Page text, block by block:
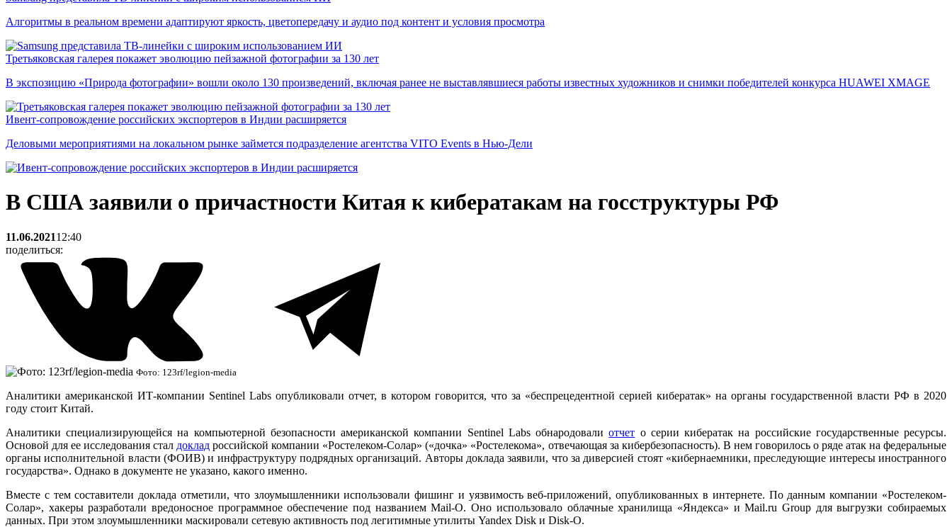
Алгоритмы в реальном времени адаптируют яркость, цветопередачу и аудио под контент и условия просмотра
Третьяковская галерея покажет эволюцию пейзажной фотографии за 130 лет
В экспозицию «Природа фотографии» вошли около 130 произведений, включая ранее не выставлявшиеся работы известных художников и снимки победителей конкурса HUAWEI XMAGE
Ивент-сопровождение российских экспортеров в Индии расширяется
Деловыми мероприятиями на локальном рынке займется подразделение агентства VITO Events в Нью-Дели
В США заявили о причастности Китая к кибератакам на госструктуры РФ
11.06.202112:40
поделиться:
Фото: 123rf/legion-media
Аналитики американской ИТ-компании Sentinel Labs опубликовали отчет, в котором говорится, что за «беспрецедентной серией кибератак» на органы государственной власти РФ в 2020
году стоит Китай.
Аналитики специализирующейся на компьютерной безопасности американской компании Sentinel Labs обнародовалиотчет о серии кибератак на российские государственные ресурсы.
Основой для ее исследования стал доклад российской компании «Ростелеком-Солар» («дочка» «Ростелекома», отвечающая за кибербезопасность). В нем говорилось о ряде атак на федеральные
органы исполнительной власти (ФОИВ) и инфраструктуру подрядных организаций. Авторы доклада заявили, что за диверсией стоят «кибернаемники, преследующие интересы иностранного
государства». Однако в документе не указано, какого именно.
Вместе с тем составители доклада отметили, что злоумышленники использовали фишинг и уязвимость веб-приложений, опубликованных в интернете. По данным компании «Ростелеком-
Солар», хакеры разработали вредоносное программное обеспечение под названием Mail-O. Оно использовало облачные хранилища «Яндекса» и Mail.ru Group для выгрузки собираемых
данных. При этом злоумышленники маскировали сетевую активность под легитимные утилиты Yandex Disk и Disk-O.